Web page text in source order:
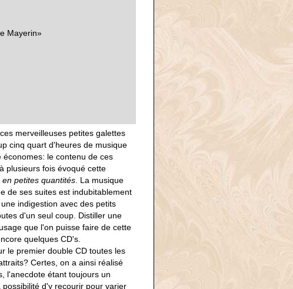
Mayerin»
merveilleuses petites galettes
cinq quart d'heures de musique
le contenu de ces
plusieurs fois évoqué cette
petites quantités . La musique
de ses suites est indubitablement
indigestion avec des petits
d'un seul coup. Distiller une
que l'on puisse faire de cette
quelques CD's.
le premier double CD toutes les
Certes, on a ainsi réalisé
l'anecdote étant toujours un
d'y recourir pour varier